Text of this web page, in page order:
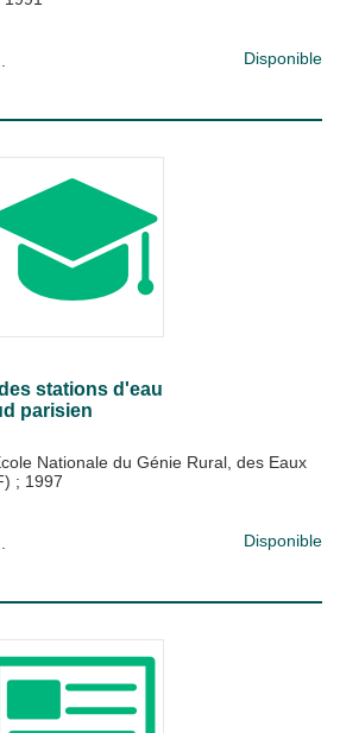
Disponible
stations d'eau
parisien
Nationale du Génie Rural, des Eaux
; 1997
Disponible